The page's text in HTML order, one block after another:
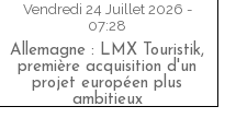
Vendredi 24 Juillet 2026 -
07:28
Allemagne : LMX Touristik,
première acquisition d'un
projet européen plus
ambitieux